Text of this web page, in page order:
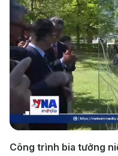
Công trình bia tưởng